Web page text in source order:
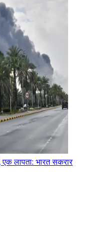
एक लापता: भारत सकरार